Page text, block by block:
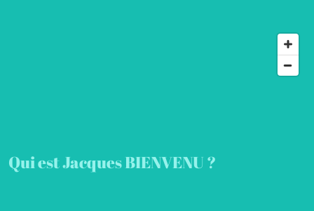
Qui est Jacques BIENVENU ?